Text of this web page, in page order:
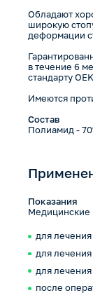
Обладают
широкую
деформации
в течение 6
стандарту
Имеются
Состав
Полиамид -
Показания
Медицинские
для
для
для
после